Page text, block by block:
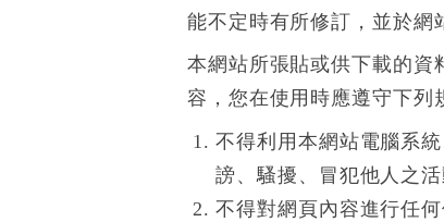
能不定時有所修訂，並於網
本網站所張貼或供下載的資
容，您在使用時應遵守下列
不得利用本網站電腦系
謗、騷擾、冒犯他人之
不得對網頁內容進行任